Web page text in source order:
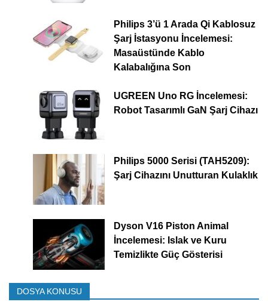
Philips 3’ü 1 Arada Qi Kablosuz
Şarj İstasyonu İncelemesi:
Masaüstünde Kablo
Kalabalığına Son
UGREEN Uno RG İncelemesi:
Robot Tasarımlı GaN Şarj Cihazı
Philips 5000 Serisi (TAH5209):
Şarj Cihazını Unutturan Kulaklık
Dyson V16 Piston Animal
İncelemesi: Islak ve Kuru
Temizlikte Güç Gösterisi
DOSYA KONUSU